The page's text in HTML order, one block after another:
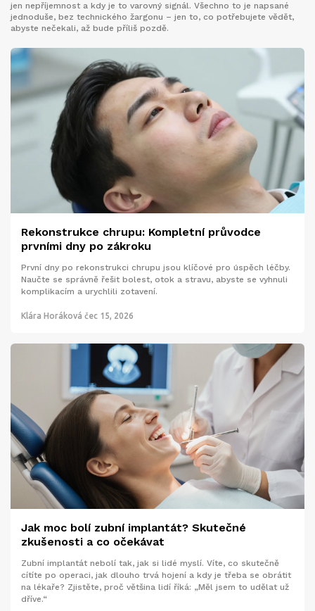
jen nepříjemnost a kdy je to varovný signál. Všechno to je napsané
jednoduše, bez technického žargonu – jen to, co potřebujete vědět,
abyste nečekali, až bude příliš pozdě.
Rekonstrukce chrupu: Kompletní průvodce
prvními dny po zákroku
První dny po rekonstrukci chrupu jsou klíčové pro úspěch léčby.
Naučte se správně řešit bolest, otok a stravu, abyste se vyhnuli
komplikacím a urychlili zotavení.
Klára Horáková čec 15, 2026
Jak moc bolí zubní implantát? Skutečné
zkušenosti a co očekávat
Zubní implantát nebolí tak, jak si lidé myslí. Víte, co skutečně
cítíte po operaci, jak dlouho trvá hojení a kdy je třeba se obrátit
na lékaře? Zjistěte, proč většina lidí říká: „Měl jsem to udělat už
dříve.“